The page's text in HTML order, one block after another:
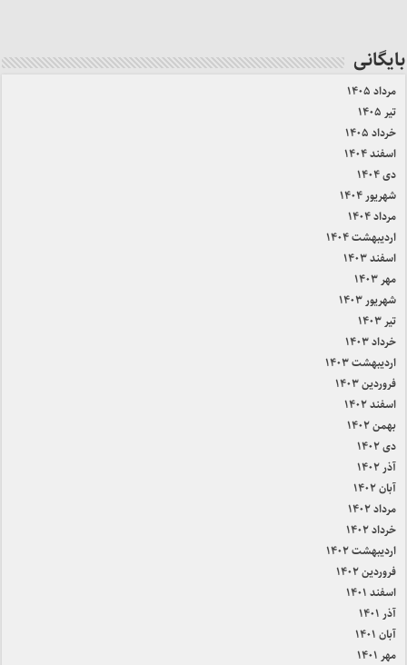
بایگانی
مرداد ۱۴۰۵
تیر ۱۴۰۵
خرداد ۱۴۰۵
اسفند ۱۴۰۴
دی ۱۴۰۴
شهریور ۱۴۰۴
مرداد ۱۴۰۴
اردیبهشت ۱۴۰۴
اسفند ۱۴۰۳
مهر ۱۴۰۳
شهریور ۱۴۰۳
تیر ۱۴۰۳
خرداد ۱۴۰۳
اردیبهشت ۱۴۰۳
فروردین ۱۴۰۳
اسفند ۱۴۰۲
بهمن ۱۴۰۲
دی ۱۴۰۲
آذر ۱۴۰۲
آبان ۱۴۰۲
مرداد ۱۴۰۲
خرداد ۱۴۰۲
اردیبهشت ۱۴۰۲
فروردین ۱۴۰۲
اسفند ۱۴۰۱
آذر ۱۴۰۱
آبان ۱۴۰۱
مهر ۱۴۰۱